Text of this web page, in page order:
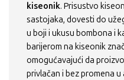
kiseonik. Prisustvo
sastojaka, dovesti do
u boji i ukusu bombona i
barijerom na kiseonik
omogućavajući da
privlačan i bez promena u